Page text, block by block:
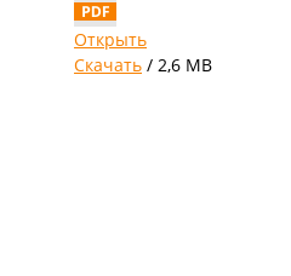
Открыть
Скачать / 2,6 MB